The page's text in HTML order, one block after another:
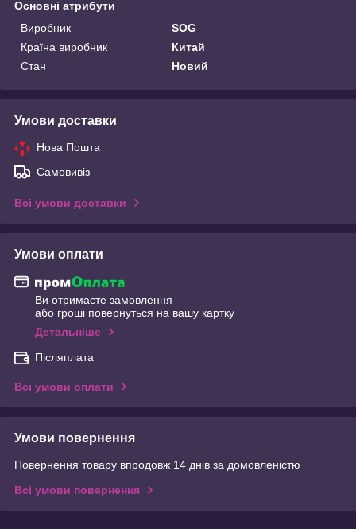
Основні атрибути
Виробник
SOG
Країна виробник
Китай
Стан
Новий
Умови доставки
Нова Пошта
Самовивіз
Всі умови доставки
Умови оплати
Ви отримаєте замовлення
або гроші повернуться на вашу картку
Детальніше
Післяплата
Всі умови оплати
Умови повернення
Повернення товару впродовж 14 днів за домовленістю
Всі умови повернення